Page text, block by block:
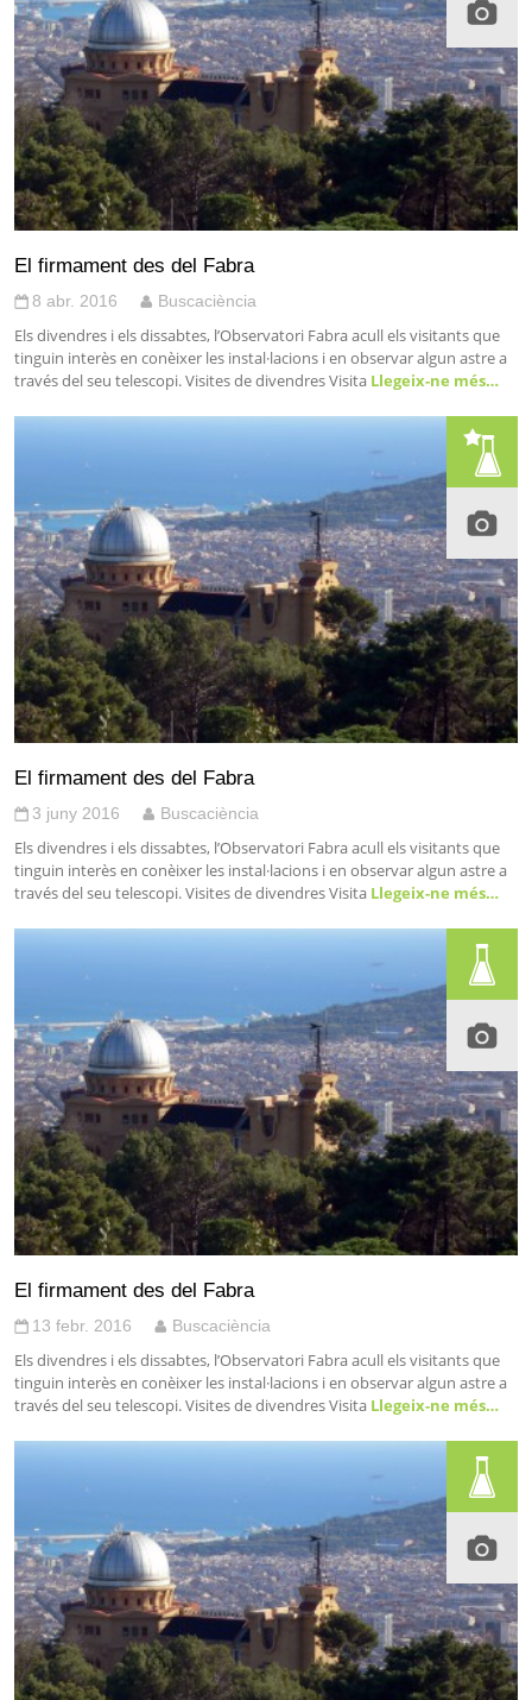
El firmament des del Fabra
8 abr. 2016 Buscaciència
Els divendres i els dissabtes, l’Observatori Fabra acull els visitants que
tinguin interès en conèixer les instal·lacions i en observar algun astre a
través del seu telescopi. Visites de divendres Visita Llegeix-ne més…
El firmament des del Fabra
3 juny 2016 Buscaciència
Els divendres i els dissabtes, l’Observatori Fabra acull els visitants que
tinguin interès en conèixer les instal·lacions i en observar algun astre a
través del seu telescopi. Visites de divendres Visita Llegeix-ne més…
El firmament des del Fabra
13 febr. 2016 Buscaciència
Els divendres i els dissabtes, l’Observatori Fabra acull els visitants que
tinguin interès en conèixer les instal·lacions i en observar algun astre a
través del seu telescopi. Visites de divendres Visita Llegeix-ne més…